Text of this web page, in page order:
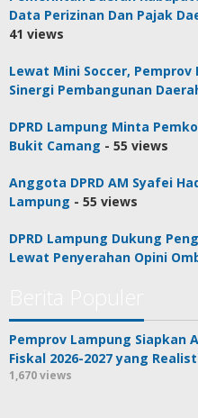
Data Perizinan Dan Pajak
41 views
Lewat Mini Soccer,
Sinergi Pembangunan
DPRD Lampung Minta
Bukit Camang - 55 views
Anggota DPRD AM Syafei
Lampung - 55 views
DPRD Lampung Dukung
Lewat Penyerahan Opini
Pemprov Lampung Siapkan
Fiskal 2026-2027 yang
1,670 views